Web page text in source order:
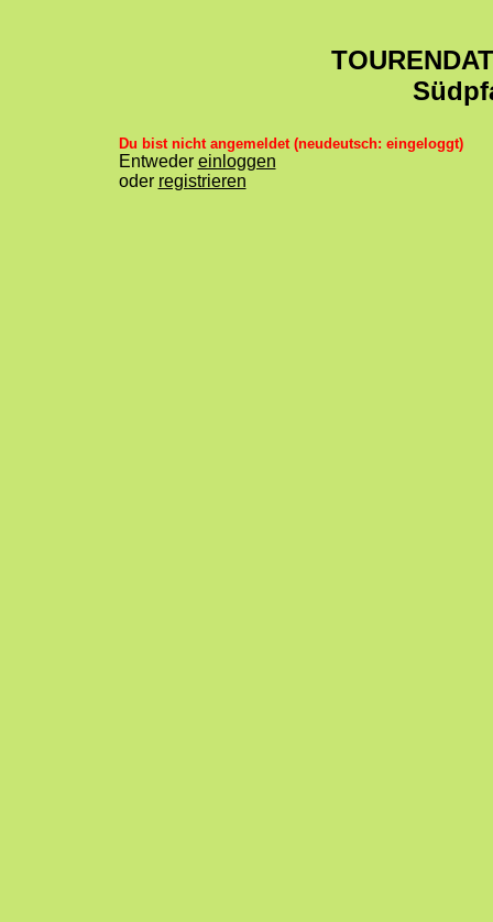
Du bist nicht angemeldet (neudeutsch: eingeloggt)
Entweder einloggen
oder registrieren